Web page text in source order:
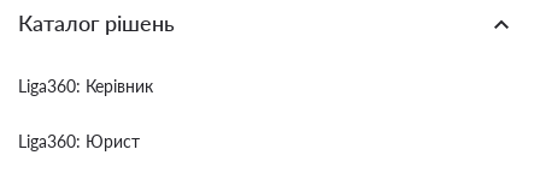
Каталог рішень
Liga360: Керівник
Liga360: Юрист